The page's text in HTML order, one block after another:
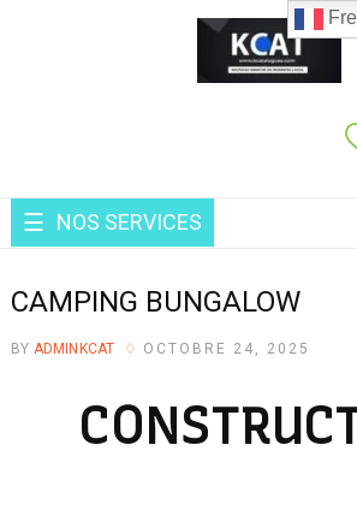
NOS SERVICES
CAMPING BUNGALOW
BY ADMINKCAT OCTOBRE 24, 2025